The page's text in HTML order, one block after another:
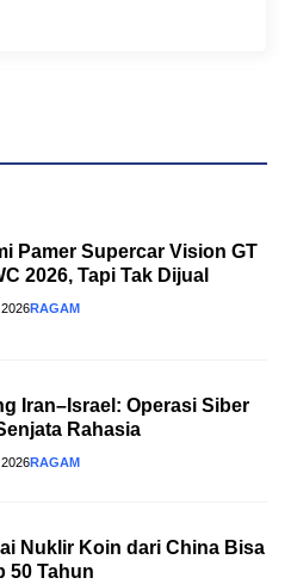
Pamer Supercar Vision GT
2026, Tapi Tak Dijual
RAGAM
Iran–Israel: Operasi Siber
Rahasia
RAGAM
Nuklir Koin dari China Bisa
50 Tahun